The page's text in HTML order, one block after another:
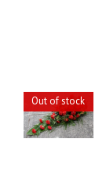
Out of stock